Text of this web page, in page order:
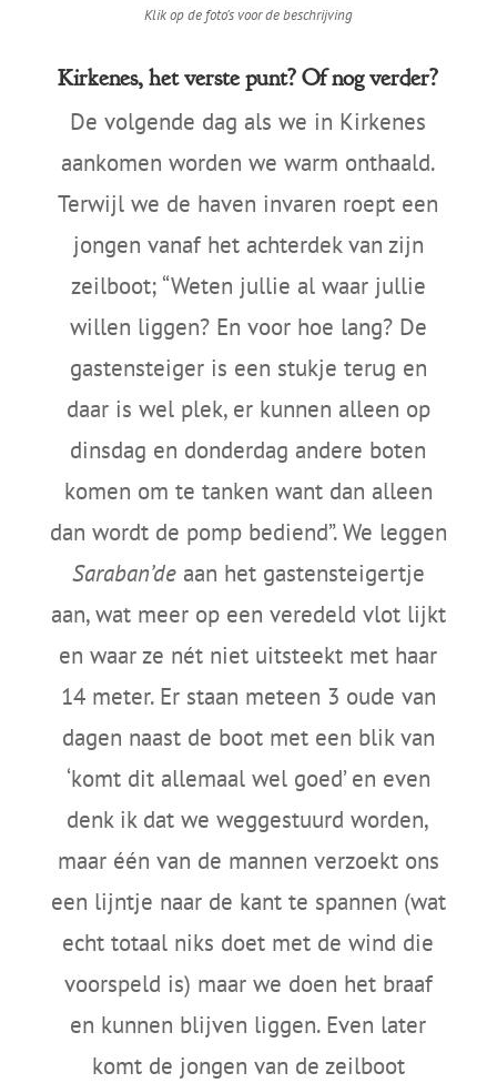
Klik op de foto’s voor de beschrijving
Kirkenes, het verste punt? Of nog verder?
De volgende dag als we in Kirkenes
aankomen worden we warm onthaald.
Terwijl we de haven invaren roept een
jongen vanaf het achterdek van zijn
zeilboot; “Weten jullie al waar jullie
willen liggen? En voor hoe lang? De
gastensteiger is een stukje terug en
daar is wel plek, er kunnen alleen op
dinsdag en donderdag andere boten
komen om te tanken want dan alleen
dan wordt de pomp bediend”. We leggen
Saraban’deaan het gastensteigertje
aan, wat meer op een veredeld vlot lijkt
en waar ze nét niet uitsteekt met haar
14 meter. Er staan meteen 3 oude van
dagen naast de boot met een blik van
‘komt dit allemaal wel goed’ en even
denk ik dat we weggestuurd worden,
maar één van de mannen verzoekt ons
een lijntje naar de kant te spannen (wat
echt totaal niks doet met de wind die
voorspeld is) maar we doen het braaf
en kunnen blijven liggen. Even later
komt de jongen van de zeilboot